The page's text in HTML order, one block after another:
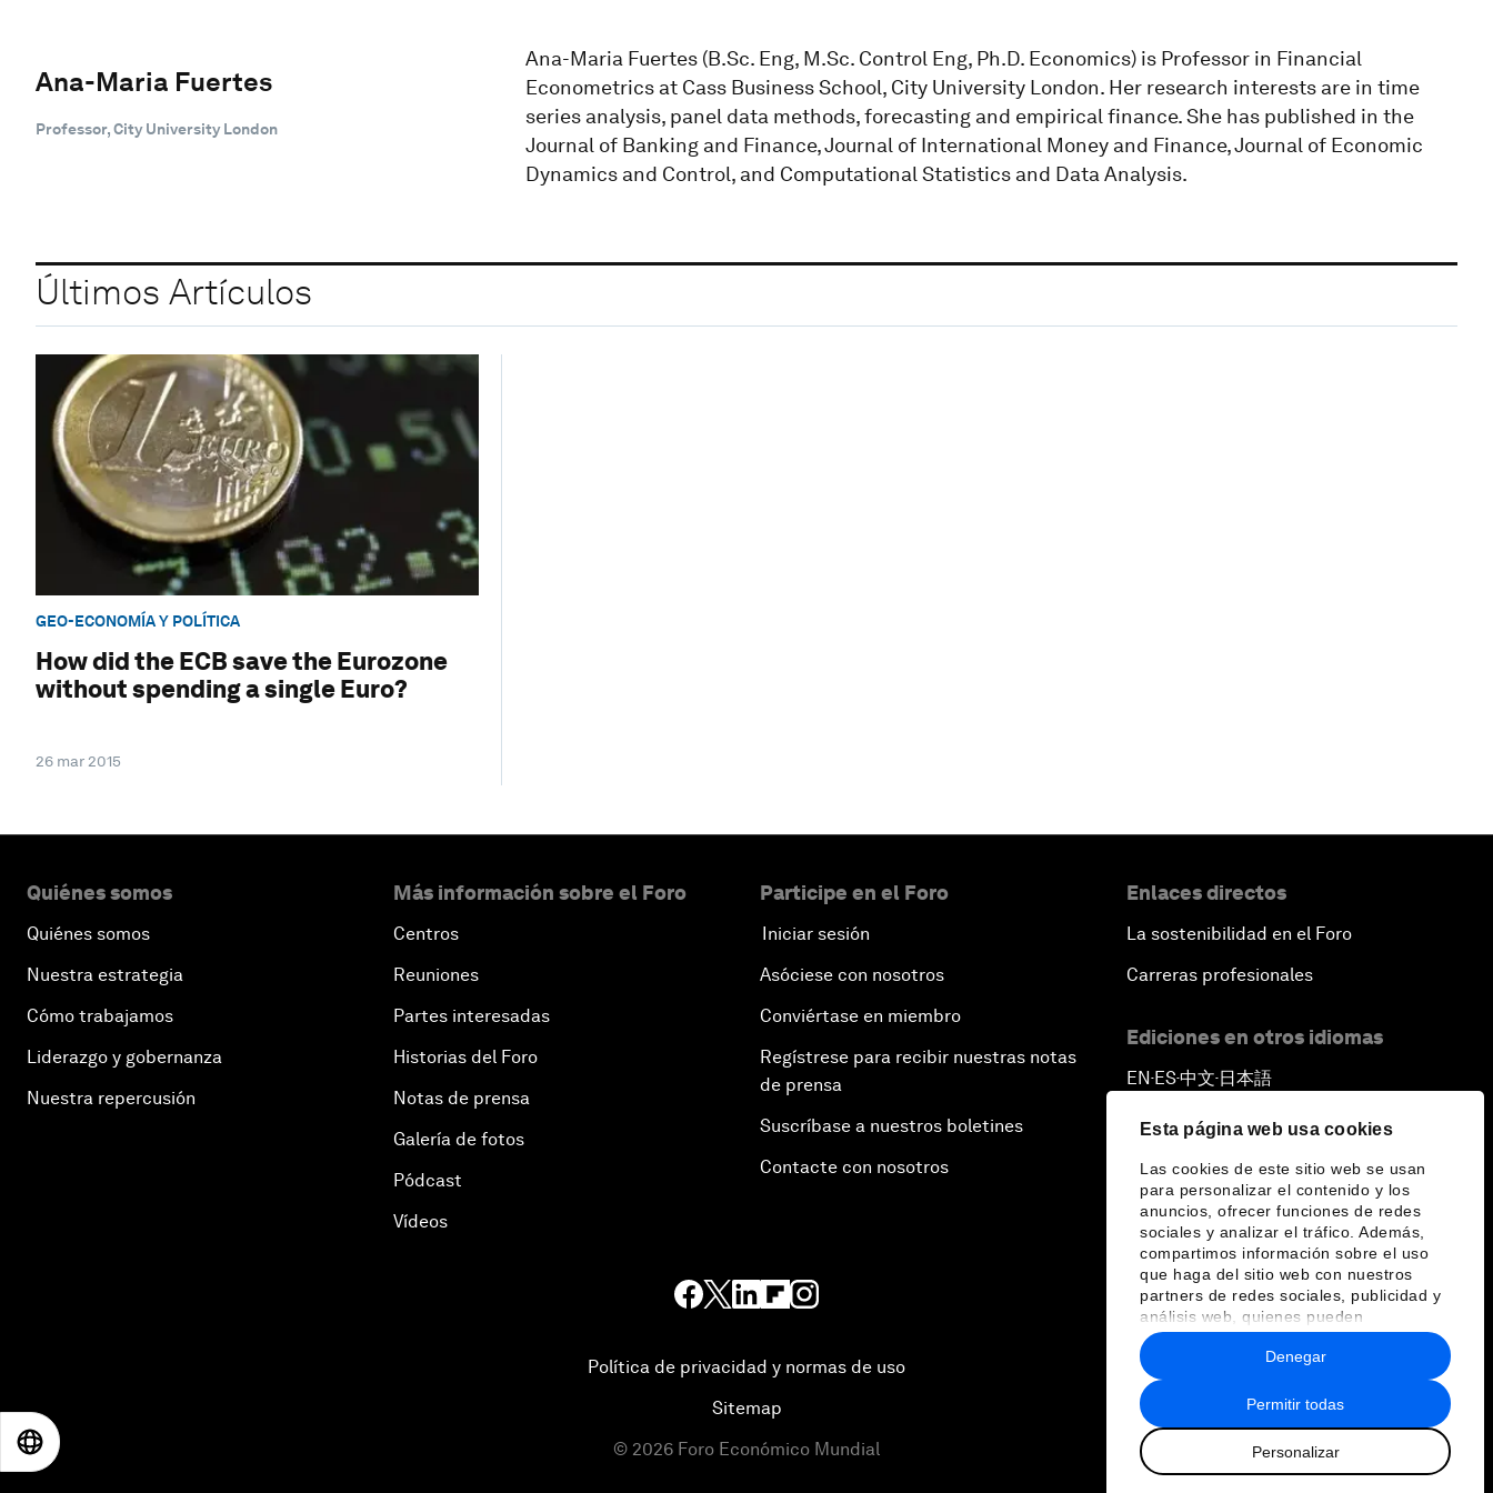
Esta página web usa cookies
Las cookies de este sitio web se usan
para personalizar el contenido y los
anuncios, ofrecer funciones de redes
sociales y analizar el tráfico. Además,
compartimos información sobre el uso
que haga del sitio web con nuestros
partners de redes sociales, publicidad y
análisis web, quienes pueden
combinarla con otra información que les
haya proporcionado o que hayan
recopilado a partir del uso que haya
hecho de sus servicios.
Permitir todas
Personalizar
Denegar
Ana-Maria Fuertes
Professor, City University London
Ana-Maria Fuertes (B.Sc. Eng, M.Sc. Control Eng, Ph.D. Economics) is Professor in Financial
Econometrics at Cass Business School, City University London. Her research interests are in time
series analysis, panel data methods, forecasting and empirical finance. She has published in the
Journal of Banking and Finance, Journal of International Money and Finance, Journal of Economic
Dynamics and Control, and Computational Statistics and Data Analysis.
Últimos Artículos
GEO-ECONOMÍA Y POLÍTICA
How did the ECB save the Eurozone
without spending a single Euro?
26 mar 2015
Quiénes somos
Quiénes somos
Nuestra estrategia
Cómo trabajamos
Liderazgo y gobernanza
Nuestra repercusión
Más información sobre el Foro
Centros
Reuniones
Partes interesadas
Historias del Foro
Notas de prensa
Galería de fotos
Pódcast
Vídeos
Participe en el Foro
Iniciar sesión
Asóciese con nosotros
Conviértase en miembro
Regístrese para recibir nuestras notas
de prensa
Suscríbase a nuestros boletines
Contacte con nosotros
Enlaces directos
La sostenibilidad en el Foro
Carreras profesionales
Ediciones en otros idiomas
EN ▪ ES▪中文▪ 日本語
Política de privacidad y normas de uso
Sitemap
© 2026 Foro Económico Mundial